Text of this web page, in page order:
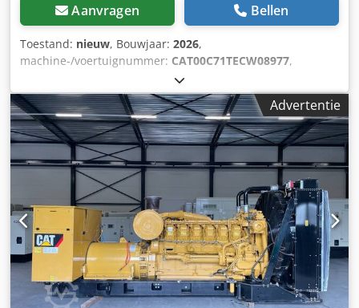
Aanvragen Bellen
Toestand: nieuw, Bouwjaar: 2026,
machine-/voertuignummer: CAT00C71TECW08977,
, motorfabrikant:
Toepassing: Bouw Leeggewicht: 2.238 kg
Generatorvermogen: 220 kVA Afmetingen laadruimte: 352 x
133 x 181 cm CE-markering: ja Watertankinhoud: 418 l
Codpfxsw Thn Us Ammeha Land van productie: VK Neem
contact op met Team DPX voor meer informatie. = Overige
opties en accessoires = - Accu - Bedieningspaneel - Stalen
dak - Tankwagen
Advertentie